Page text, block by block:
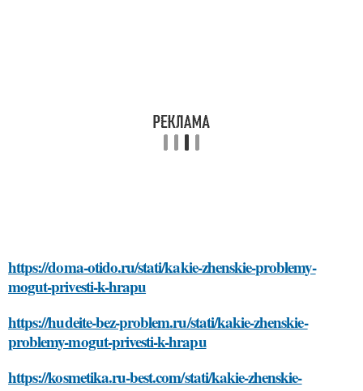
https://doma-otido.ru/stati/kakie-zhenskie-problemy-
mogut-privesti-k-hrapu
https://hudeite-bez-problem.ru/stati/kakie-zhenskie-
problemy-mogut-privesti-k-hrapu
https://kosmetika.ru-best.com/stati/kakie-zhenskie-